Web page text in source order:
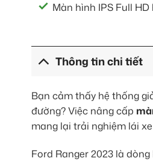
Màn hình IPS Full
Thông tin chi tiết
Bạn cảm thấy hệ thống
đường? Việc nâng cấp
mang lại trải nghiệm lái
Ford Ranger 2023 là